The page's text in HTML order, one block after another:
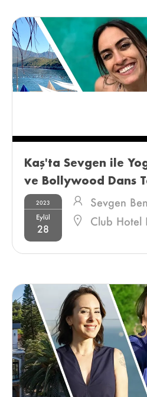
Kaş'ta Sevgen ile
ve Bollywood Dans
2023
Eylül
28
Sevgen
Club Hotel